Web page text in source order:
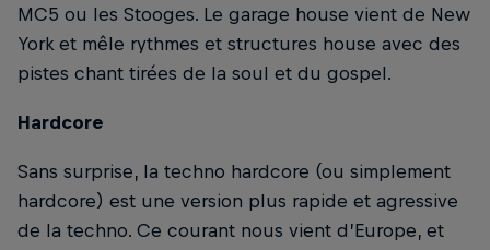
MC5 ou les Stooges. Le garage house vient de New
York et mêle rythmes et structures house avec des
pistes chant tirées de la soul et du gospel.
Hardcore
Sans surprise, la techno hardcore (ou simplement
hardcore) est une version plus rapide et agressive
de la techno. Ce courant nous vient d’Europe, et